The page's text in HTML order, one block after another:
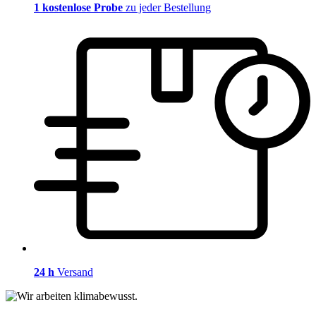
1 kostenlose Probe zu jeder Bestellung
24 h Versand